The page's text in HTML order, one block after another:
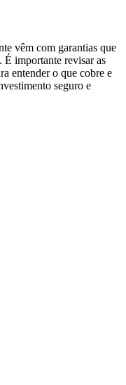
vêm com garantias que
importante revisar as
entender o que cobre e
seguro e